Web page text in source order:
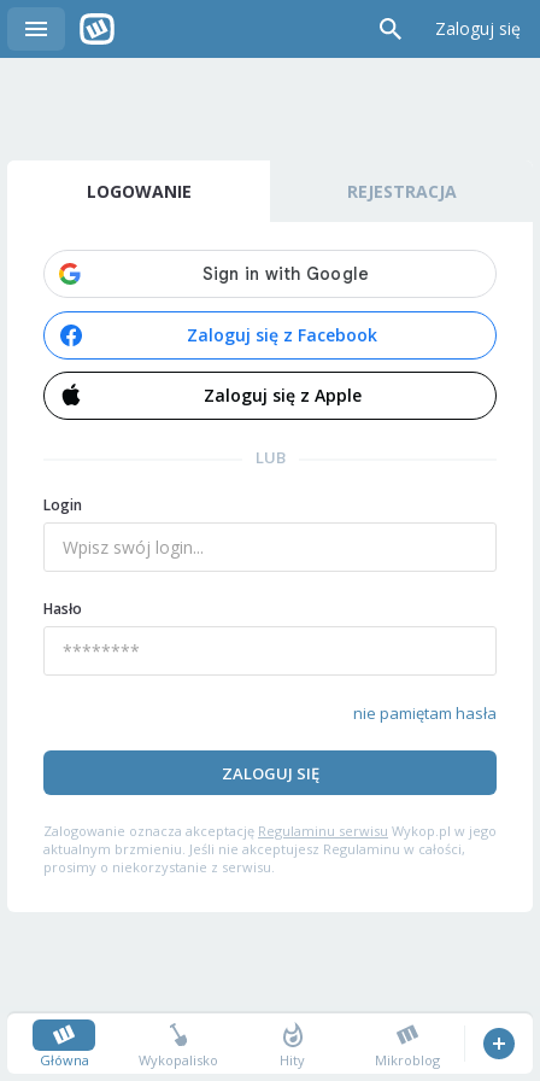
Zaloguj się
LOGOWANIE REJESTRACJA
Zaloguj się z Facebook
Zaloguj się z Apple
LUB
Login
Hasło
nie pamiętam hasła
ZALOGUJ SIĘ
Zalogowanie oznacza akceptację Regulaminu serwisu Wykop.pl w jego
aktualnym brzmieniu. Jeśli nie akceptujesz Regulaminu w całości,
prosimy o niekorzystanie z serwisu.
Główna Wykopalisko Hity Mikroblog